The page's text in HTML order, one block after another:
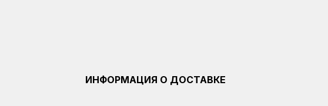
ИНФОРМАЦИЯ О ДОСТАВКЕ